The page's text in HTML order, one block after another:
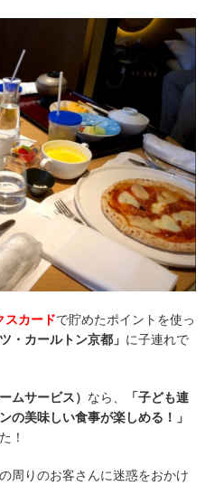
スカードで貯めたポイントを使っ
・カールトン京都」 に子連れで
ムサービス） なら、
「子ども連
の美味しい食事が楽しめる！」
！
周りのお客さんに迷惑をおかけ